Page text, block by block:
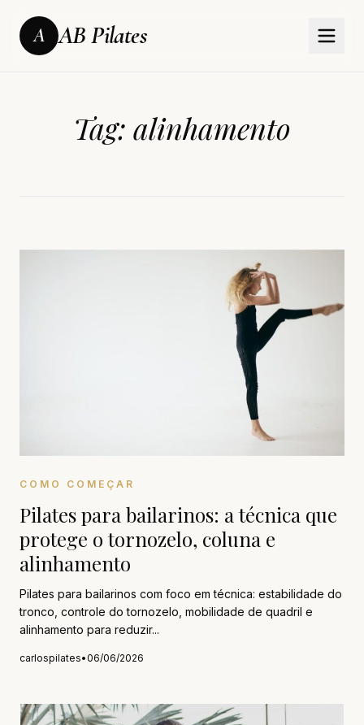
A AB Pilates
Tag: alinhamento
COMO COMEÇAR
Pilates para bailarinos: a técnica que
protege o tornozelo, coluna e
alinhamento
Pilates para bailarinos com foco em técnica: estabilidade do
tronco, controle do tornozelo, mobilidade de quadril e
alinhamento para reduzir...
carlospilates•06/06/2026